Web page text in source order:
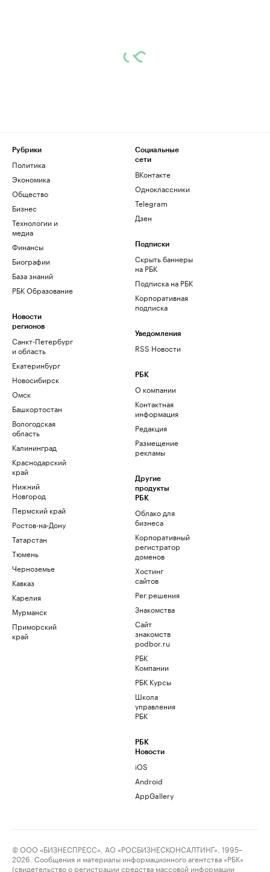
Рубрики
Политика
Экономика
Общество
Бизнес
Технологии и
медиа
Финансы
Биографии
База знаний
РБК Образование
Новости
регионов
Санкт-Петербург
и область
Екатеринбург
Новосибирск
Омск
Башкортостан
Вологодская
область
Калининград
Краснодарский
край
Нижний
Новгород
Пермский край
Ростов-на-Дону
Татарстан
Тюмень
Черноземье
Кавказ
Карелия
Мурманск
Приморский
край
Социальные
сети
ВКонтакте
Одноклассники
Telegram
Дзен
Подписки
Скрыть баннеры
на РБК
Подписка на РБК
Корпоративная
подписка
Уведомления
RSS Новости
РБК
О компании
Контактная
информация
Редакция
Размещение
рекламы
Другие
продукты
РБК
Облако для
бизнеса
Корпоративный
регистратор
доменов
Хостинг
сайтов
Рег.решения
Знакомства
Сайт
знакомств
podbor.ru
РБК
Компании
РБК Курсы
Школа
управления
РБК
РБК
Новости
iOS
Android
AppGallery
© ООО «БИЗНЕСПРЕСС», АО «РОСБИЗНЕСКОНСАЛТИНГ», 1995–
2026. Сообщения и материалы информационного агентства «РБК»
(свидетельство о регистрации средства массовой информации